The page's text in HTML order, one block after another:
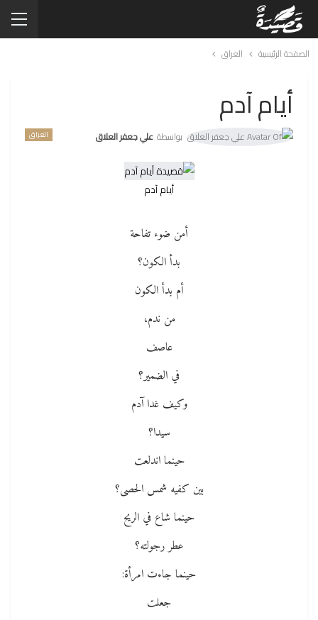
الصفحة الرئيسية العراق
أيام آدم
العراق بواسطة علي جعفر العلاق
أيام آدم
أمن ضوء تفاحة
بدأ الكون؟
أم بدأ الكون
من ندم،
عاصف
في الضمير؟
وكيف غدا آدم
سيدا؟
حينما اندلعت
بين كفيه شمس الحصى؟
حينما شاع في الريح
عطر رجولته؟
حينما جاءت امرأة:
جعلت